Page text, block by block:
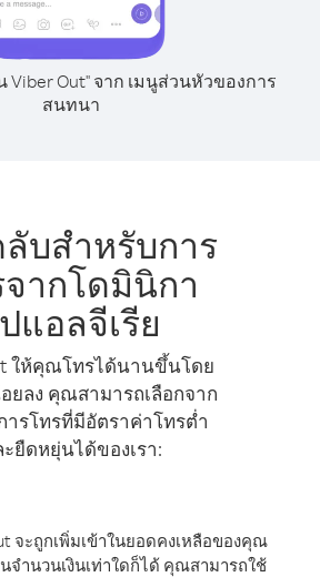
Viber Out" จาก เมนูส่วนหัวของการ
สนทนา
ลับสำหรับการ
ากโดมินิกา
แอลจีเรีย
ให้คุณโทรได้นานขึ้นโดย
ยลง คุณสามารถเลือกจาก
ารโทรที่มีอัตราค่าโทรต่ำ
ยืดหยุ่นได้ของเรา:
จะถูกเพิ่มเข้าในยอดคงเหลือของคุณ
จำนวนเงินเท่าใดก็ได้ คุณสามารถใช้